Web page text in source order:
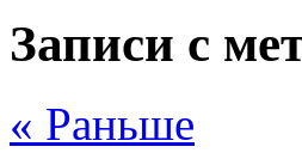
Записи с
« Раньше